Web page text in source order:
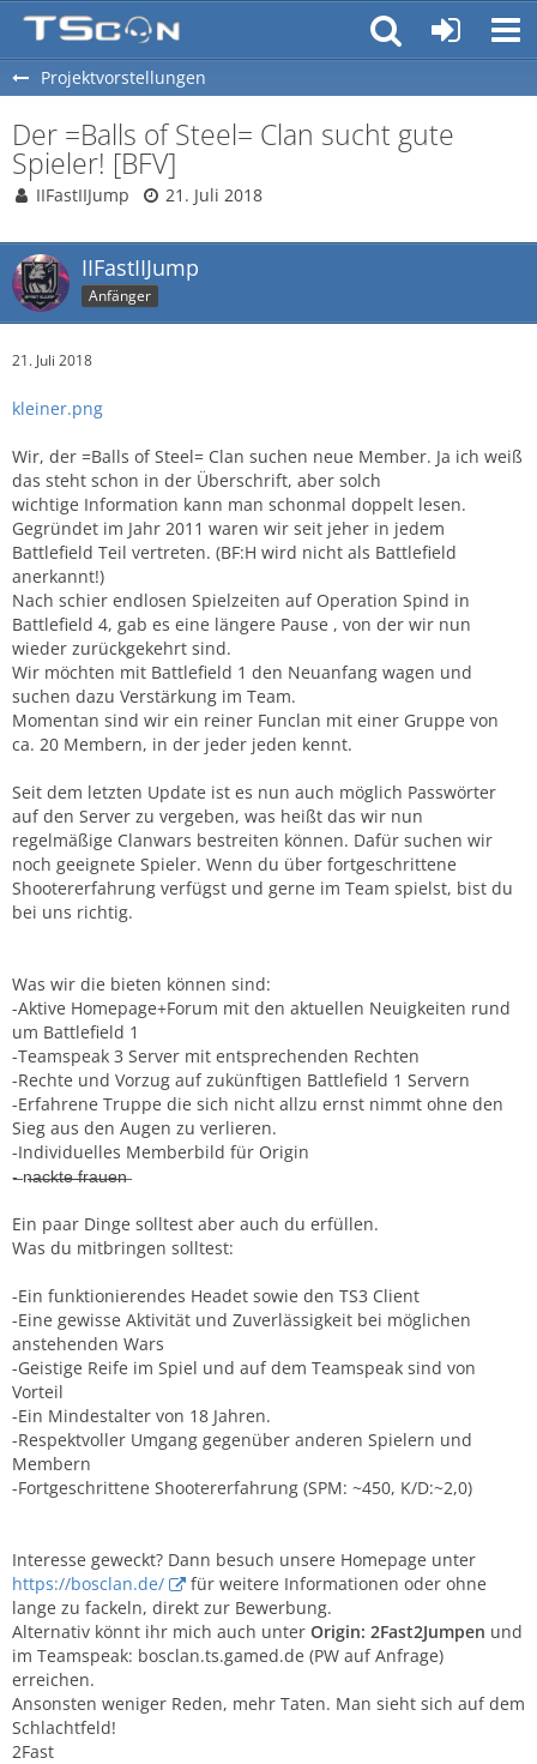
Projektvorstellungen
Der =Balls of Steel= Clan sucht gute
Spieler! [BFV]
IIFastIIJump 21. Juli 2018
IIFastIIJump
Anfänger
21. Juli 2018
kleiner.png
Wir, der =Balls of Steel= Clan suchen neue Member. Ja ich weiß
das steht schon in der Überschrift, aber solch
wichtige Information kann man schonmal doppelt lesen.
Gegründet im Jahr 2011 waren wir seit jeher in jedem
Battlefield Teil vertreten. (BF:H wird nicht als Battlefield
anerkannt!)
Nach schier endlosen Spielzeiten auf Operation Spind in
Battlefield 4, gab es eine längere Pause , von der wir nun
wieder zurückgekehrt sind.
Wir möchten mit Battlefield 1 den Neuanfang wagen und
suchen dazu Verstärkung im Team.
Momentan sind wir ein reiner Funclan mit einer Gruppe von
ca. 20 Membern, in der jeder jeden kennt.
Seit dem letzten Update ist es nun auch möglich Passwörter
auf den Server zu vergeben, was heißt das wir nun
regelmäßige Clanwars bestreiten können. Dafür suchen wir
noch geeignete Spieler. Wenn du über fortgeschrittene
Shootererfahrung verfügst und gerne im Team spielst, bist du
bei uns richtig.
Was wir die bieten können sind:
-Aktive Homepage+Forum mit den aktuellen Neuigkeiten rund
um Battlefield 1
-Teamspeak 3 Server mit entsprechenden Rechten
-Rechte und Vorzug auf zukünftigen Battlefield 1 Servern
-Erfahrene Truppe die sich nicht allzu ernst nimmt ohne den
Sieg aus den Augen zu verlieren.
-Individuelles Memberbild für Origin
-̶ n̶̶a̶̶c̶̶k̶̶t̶̶e̶̶ ̶̶f̶̶r̶̶a̶̶u̶̶e̶̶n̶
Ein paar Dinge solltest aber auch du erfüllen.
Was du mitbringen solltest:
-Ein funktionierendes Headet sowie den TS3 Client
-Eine gewisse Aktivität und Zuverlässigkeit bei möglichen
anstehenden Wars
-Geistige Reife im Spiel und auf dem Teamspeak sind von
Vorteil
-Ein Mindestalter von 18 Jahren.
-Respektvoller Umgang gegenüber anderen Spielern und
Membern
-Fortgeschrittene Shootererfahrung (SPM: ~450, K/D:~2,0)
Interesse geweckt? Dann besuch unsere Homepage unter
https://bosclan.de/
für weitere Informationen oder ohne
lange zu fackeln, direkt zur Bewerbung.
Alternativ könnt ihr mich auch unter Origin: 2Fast2Jumpen und
im Teamspeak: bosclan.ts.gamed.de (PW auf Anfrage)
erreichen.
Ansonsten weniger Reden, mehr Taten. Man sieht sich auf dem
Schlachtfeld!
2Fast